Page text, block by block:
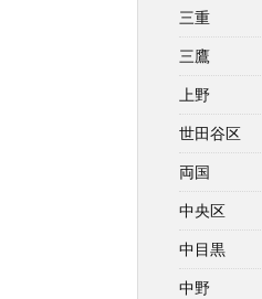
三重
三鷹
上野
世田谷区
両国
中央区
中目黒
中野